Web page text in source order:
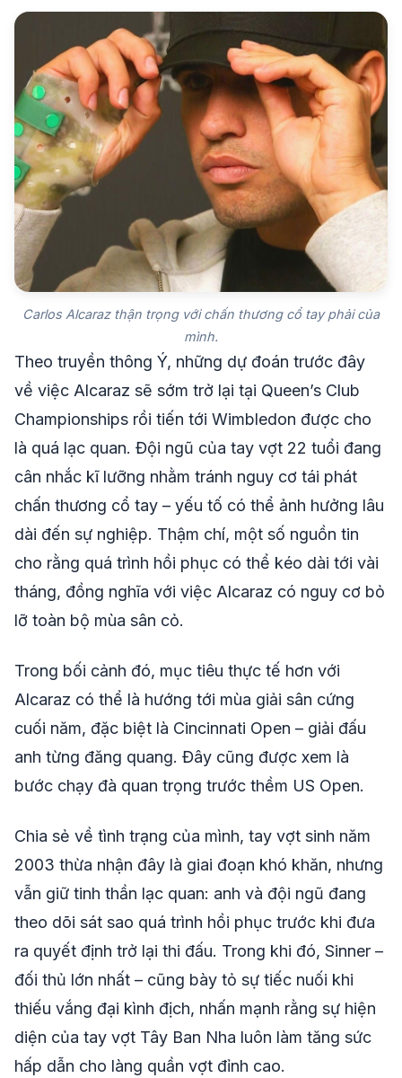
Carlos Alcaraz thận trọng với chấn thương cổ tay phải của
mình.
Theo truyền thông Ý, những dự đoán trước đây
về việc Alcaraz sẽ sớm trở lại tại Queen’s Club
Championships rồi tiến tới Wimbledon được cho
là quá lạc quan. Đội ngũ của tay vợt 22 tuổi đang
cân nhắc kĩ lưỡng nhằm tránh nguy cơ tái phát
chấn thương cổ tay – yếu tố có thể ảnh hưởng lâu
dài đến sự nghiệp. Thậm chí, một số nguồn tin
cho rằng quá trình hồi phục có thể kéo dài tới vài
tháng, đồng nghĩa với việc Alcaraz có nguy cơ bỏ
lỡ toàn bộ mùa sân cỏ.
Trong bối cảnh đó, mục tiêu thực tế hơn với
Alcaraz có thể là hướng tới mùa giải sân cứng
cuối năm, đặc biệt là Cincinnati Open – giải đấu
anh từng đăng quang. Đây cũng được xem là
bước chạy đà quan trọng trước thềm US Open.
Chia sẻ về tình trạng của mình, tay vợt sinh năm
2003 thừa nhận đây là giai đoạn khó khăn, nhưng
vẫn giữ tinh thần lạc quan: anh và đội ngũ đang
theo dõi sát sao quá trình hồi phục trước khi đưa
ra quyết định trở lại thi đấu. Trong khi đó, Sinner –
đối thủ lớn nhất – cũng bày tỏ sự tiếc nuối khi
thiếu vắng đại kình địch, nhấn mạnh rằng sự hiện
diện của tay vợt Tây Ban Nha luôn làm tăng sức
hấp dẫn cho làng quần vợt đỉnh cao.